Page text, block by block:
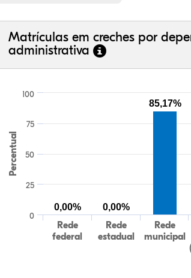
Matrículas em creches por
administrativa
Percentual
Rede
federal
Rede
estadual
Rede
municipal
0
100
25
50
75
0,00% 0,00%
85,17%